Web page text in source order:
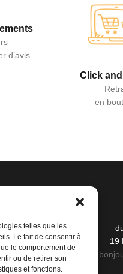
telles que les
Le fait de consentir à
le comportement de
ou de retirer son
et fonctions.
d’avis
Click
en
19